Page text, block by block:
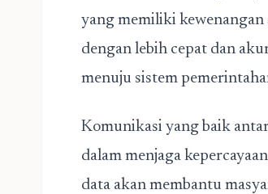
yang memiliki
dengan lebih cepat dan
menuju sistem
Komunikasi yang baik
dalam menjaga
data akan membantu